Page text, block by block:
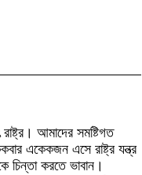
আমাদের সমষ্টিগত
একেকজন এসে রাষ্ট্র যন্ত্র
চিন্তা করতে ভাবান।